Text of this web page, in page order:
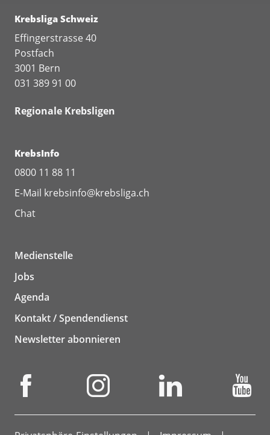
Krebsliga Schweiz
Effingerstrasse 40
Postfach
3001 Bern
031 389 91 00
Regionale Krebsligen
KrebsInfo
0800 11 88 11
E-Mail krebsinfo@krebsliga.ch
Chat
Medienstelle
Jobs
Agenda
Kontakt / Spendendienst
Newsletter abonnieren